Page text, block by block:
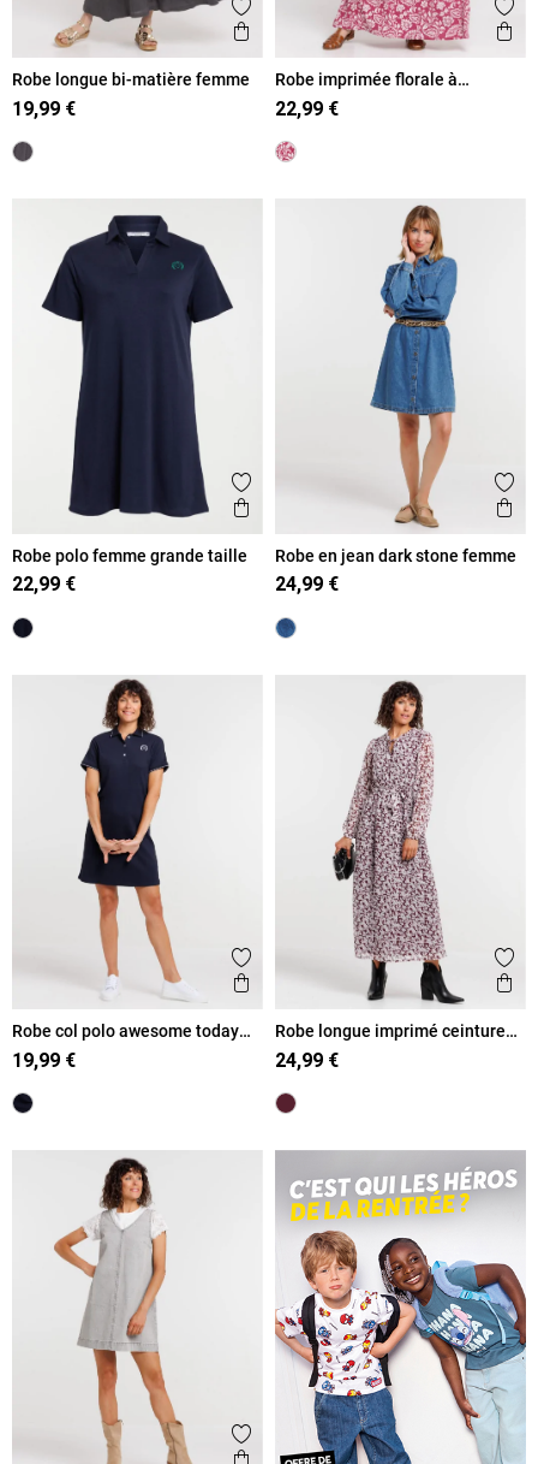
Ajouter aux favoris
Aperçu rapide
Robe longue bi-matière femme
19,99 €
Robe imprimée florale à
bretelles femme
22,99 €
Ajouter aux favoris
Aperçu rapide
Robe polo femme grande taille
22,99 €
Robe en jean dark stone femme
24,99 €
Ajouter aux favoris
Aperçu rapide
Robe col polo awesome today
femme
19,99 €
Robe longue imprimé ceinture
femme
24,99 €
Ajouter aux favoris